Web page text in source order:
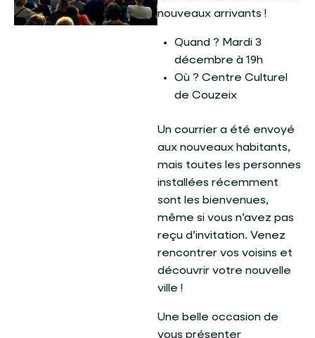
nouveaux arrivants !
Quand ? Mardi 3
décembre à 19h
Où ? Centre Culturel
de Couzeix
Un courrier a été envoyé
aux nouveaux habitants,
mais toutes les personnes
installées récemment
sont les bienvenues,
même si vous n’avez pas
reçu d’invitation. Venez
rencontrer vos voisins et
découvrir votre nouvelle
ville !
Une belle occasion de
vous présenter